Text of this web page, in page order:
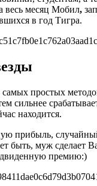
весь месяц Мобил,
в год Тигра.
самых простых
сильнее
находится.
прибыль,
быть, муж сделает
премию:)